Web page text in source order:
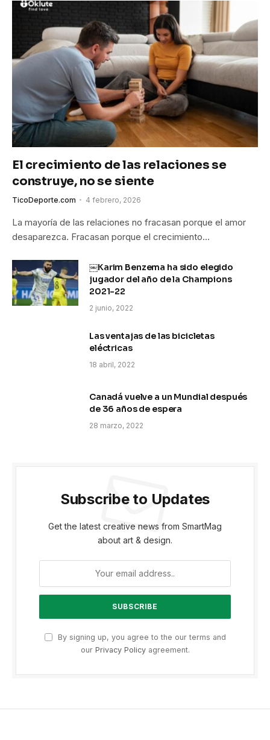
El crecimiento de las relaciones se
construye, no se siente
TicoDeporte.com 4 febrero, 2026
La mayoría de las relaciones no fracasan porque el amor
desaparezca. Fracasan porque el crecimiento…
￼Karim Benzema ha sido elegido
jugador del año de la Champions
2021-22
2 junio, 2022
Las ventajas de las bicicletas
eléctricas
18 abril, 2022
Canadá vuelve a un Mundial después
de 36 años de espera
28 marzo, 2022
Subscribe to Updates
Get the latest creative news from SmartMag
about art & design.
By signing up, you agree to the our terms and
our Privacy Policyagreement.